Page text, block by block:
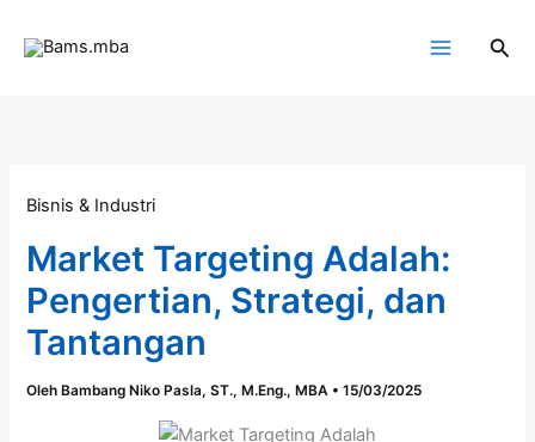
Cari
Bisnis & Industri
Market Targeting Adalah:
Pengertian, Strategi, dan
Tantangan
Oleh Bambang Niko Pasla, ST., M.Eng., MBA •15/03/2025